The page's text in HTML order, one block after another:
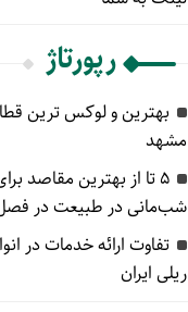
رپورتاژ
بهترین و لوکس ترین
مشهد
۵ تا از بهترین مقاصد
شب‌مانی در طبیعت در
تفاوت ارائه خدمات در
ریلی ایران